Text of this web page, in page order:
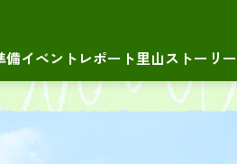
備イベントレポート里山ストーリー